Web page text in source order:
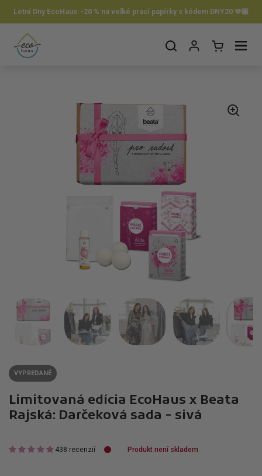
Letní Dny EcoHaus: -20 % na velké prací papírky s kódem DNY20 🫶🏼
Otvorit košík Otvor ponuku
VYPREDANÉ
Limitovaná edícia EcoHaus x Beata
Rajská: Darčeková sada - sivá
438 recenzií Produkt není skladem